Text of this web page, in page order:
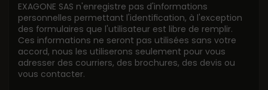
EXAGONE SAS n'enregistre pas d'informations
personnelles permettant l'identification, à l'exception
des formulaires que l'utilisateur est libre de remplir.
Ces informations ne seront pas utilisées sans votre
accord, nous les utiliserons seulement pour vous
adresser des courriers, des brochures, des devis ou
vous contacter.